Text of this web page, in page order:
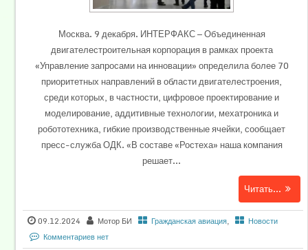
Москва. 9 декабря. ИНТЕРФАКС — Объединенная
двигателестроительная корпорация в рамках проекта
«Управление запросами на инновации» определила более 70
приоритетных направлений в области двигателестроения,
среди которых, в частности, цифровое проектирование и
моделирование, аддитивные технологии, мехатроника и
робототехника, гибкие производственные ячейки, сообщает
пресс-служба ОДК. «В составе «Ростеха» наша компания
решает...
Читать...
09.12.2024 Мотор БИ Гражданская авиация,
Новости
Комментариев нет